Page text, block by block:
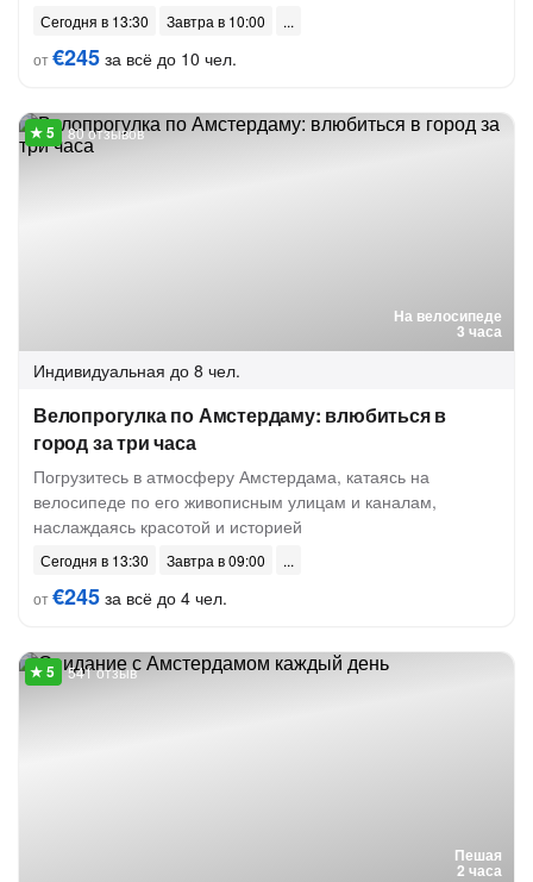
Сегодня в 13:30
Завтра в 10:00
от€245 за всё до 10 чел.
На велосипеде
3 часа
80 отзывов
Индивидуальная до 8 чел.
Велопрогулка по Амстердаму: влюбиться в
город за три часа
Погрузитесь в атмосферу Амстердама, катаясь на
велосипеде по его живописным улицам и каналам,
наслаждаясь красотой и историей
Сегодня в 13:30
Завтра в 09:00
от€245 за всё до 4 чел.
Пешая
2 часа
541 отзыв